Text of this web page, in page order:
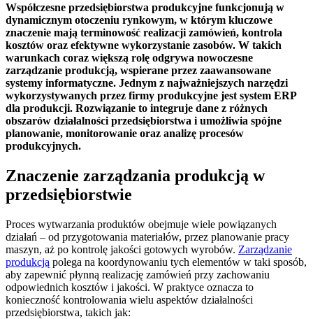
Współczesne przedsiębiorstwa produkcyjne funkcjonują w
dynamicznym otoczeniu rynkowym, w którym kluczowe
znaczenie mają terminowość realizacji zamówień, kontrola
kosztów oraz efektywne wykorzystanie zasobów. W takich
warunkach coraz większą rolę odgrywa nowoczesne
zarządzanie produkcją, wspierane przez zaawansowane
systemy informatyczne. Jednym z najważniejszych narzędzi
wykorzystywanych przez firmy produkcyjne jest system ERP
dla produkcji. Rozwiązanie to integruje dane z różnych
obszarów działalności przedsiębiorstwa i umożliwia spójne
planowanie, monitorowanie oraz analizę procesów
produkcyjnych.
Znaczenie zarządzania produkcją w
przedsiębiorstwie
Proces wytwarzania produktów obejmuje wiele powiązanych
działań – od przygotowania materiałów, przez planowanie pracy
maszyn, aż po kontrolę jakości gotowych wyrobów. Zarządzanie
produkcją polega na koordynowaniu tych elementów w taki sposób,
aby zapewnić płynną realizację zamówień przy zachowaniu
odpowiednich kosztów i jakości. W praktyce oznacza to
konieczność kontrolowania wielu aspektów działalności
przedsiębiorstwa, takich jak: